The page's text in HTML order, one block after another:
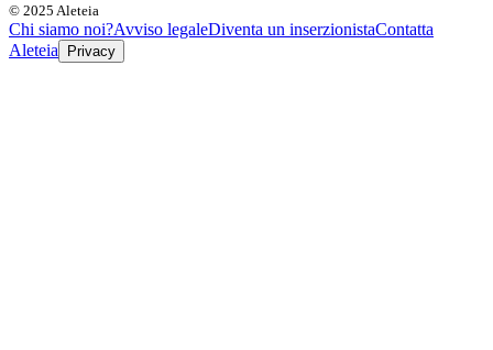
© 2025 Aleteia
Chi siamo noi?Avviso legaleDiventa un inserzionistaContatta
Aleteia
Privacy